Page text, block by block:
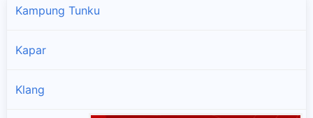
Kampung Tunku
Kapar
Klang